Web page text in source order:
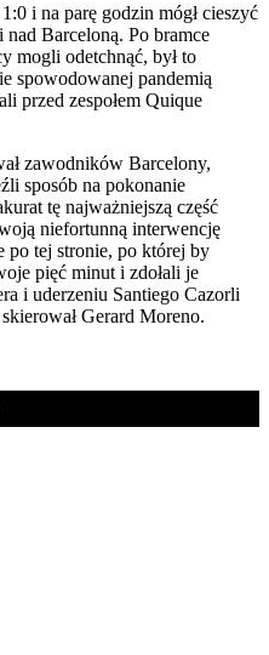
i na parę godzin mógł cieszyć
Barceloną. Po bramce
mogli odetchnąć, był to
spowodowanej pandemią
przed zespołem Quique
zawodników Barcelony,
sposób na pokonanie
tę najważniejszą część
niefortunną interwencję
po tej stronie, po której by
pięć minut i zdołali je
i uderzeniu Santiego Cazorli
Gerard Moreno.